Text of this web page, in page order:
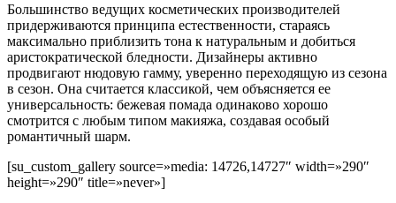
Большинство ведущих косметических производителей
придерживаются принципа естественности, стараясь
максимально приблизить тона к натуральным и добиться
аристократической бледности. Дизайнеры активно
продвигают нюдовую гамму, уверенно переходящую из сезона
в сезон. Она считается классикой, чем объясняется ее
универсальность: бежевая помада одинаково хорошо
смотрится с любым типом макияжа, создавая особый
романтичный шарм.
[su_custom_gallery source=»media: 14726,14727″ width=»290″
height=»290″ title=»never»]